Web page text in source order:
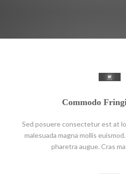
Commodo
Sed posuere consectetur est at
malesuada magna mollis
pharetra augue. Cras